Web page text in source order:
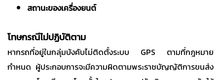
สถานะของเครื่องยนต์
โทษกรณีไม่ปฏิบัติตาม
หากรถที่อยู่ในกลุ่มบังคับไม่ติดตั้งระบบ GPS ตามที่กฎหมาย
กำหนด ผู้ประกอบการจะมีความผิดตามพระราชบัญญัติการขนส่ง